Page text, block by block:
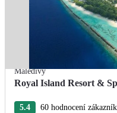
Maledivy
Royal Island Resort &
5.4 60 hodnocení